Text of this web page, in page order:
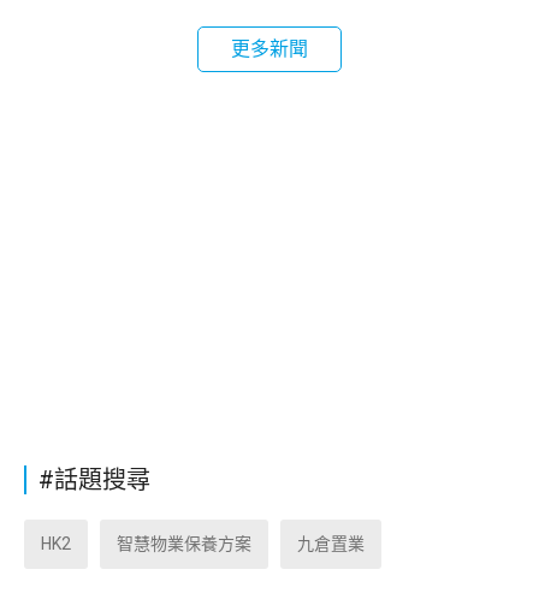
更多新聞
#話題搜尋
HK2 智慧物業保養方案 九倉置業